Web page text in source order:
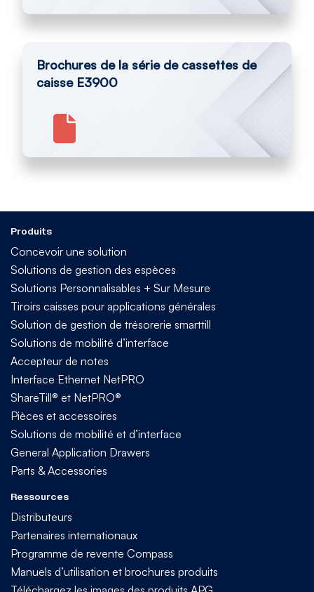
Brochures de la série de cassettes de
caisse E3900
Produits
Concevoir une solution
Solutions de gestion des espèces
Solutions Personnalisables + Sur Mesure
Tiroirs caisses pour applications générales
Solution de gestion de trésorerie smarttill
Solutions de mobilité d’interface
Accepteur de notes
Interface Ethernet NetPRO
ShareTill® et NetPRO®
Pièces et accessoires
Solutions de mobilité et d’interface
General Application Drawers
Parts & Accessories
Ressources
Distributeurs
Partenaires internationaux
Programme de revente Compass
Manuels d’utilisation et brochures produits